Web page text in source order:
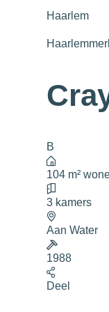
Haarlem
B
104 m²
3 kamers
Aan Water
1988
Deel